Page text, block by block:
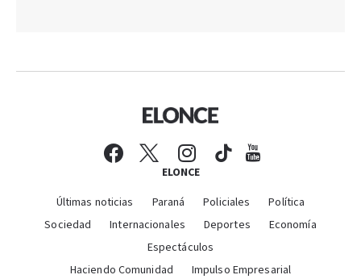
ELONCE
Últimas noticias Paraná Policiales
Política
Sociedad
Internacionales Deportes
Economía
Espectáculos
Haciendo Comunidad
Impulso Empresarial